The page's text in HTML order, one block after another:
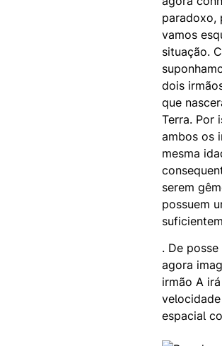
paradoxo,
vamos
situação.
dois
que
Terra. Por
ambos os
mesma
serem
possuem
. De
agora
irmão A
espacial